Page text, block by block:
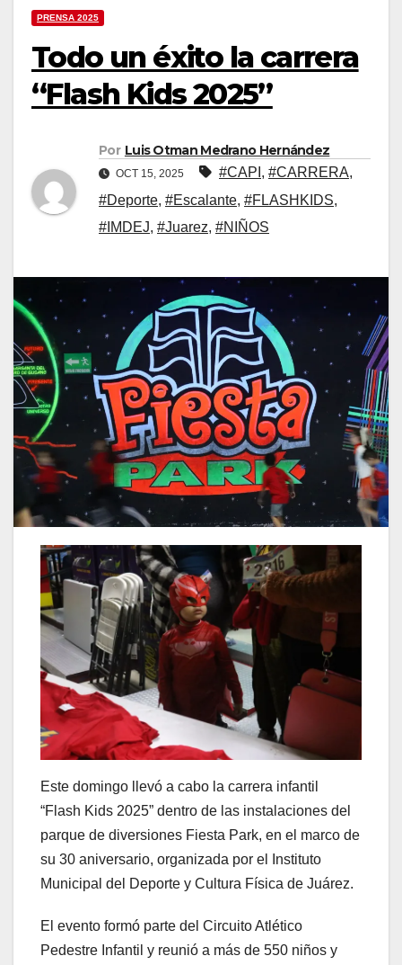
PRENSA 2025
Todo un éxito la carrera
“Flash Kids 2025”
Por Luis Otman Medrano Hernández
OCT 15, 2025 #CAPI , #CARRERA,
#Deporte, #Escalante, #FLASHKIDS,
#IMDEJ, #Juarez, #NIÑOS
Este domingo llevó a cabo la carrera infantil
“Flash Kids 2025” dentro de las instalaciones del
parque de diversiones Fiesta Park, en el marco de
su 30 aniversario, organizada por el Instituto
Municipal del Deporte y Cultura Física de Juárez.
El evento formó parte del Circuito Atlético
Pedestre Infantil y reunió a más de 550 niños y